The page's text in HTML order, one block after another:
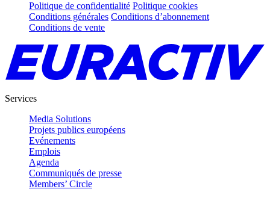
Politique de confidentialité Politique cookies
Conditions générales Conditions d’abonnement
Conditions de vente
Services
Media Solutions
Projets publics européens
Evénements
Emplois
Agenda
Communiqués de presse
Members’ Circle